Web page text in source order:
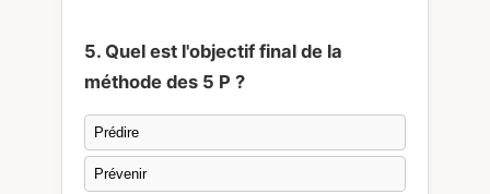
5. Quel est l'objectif final de la
méthode des 5 P ?
Prédire
Prévenir